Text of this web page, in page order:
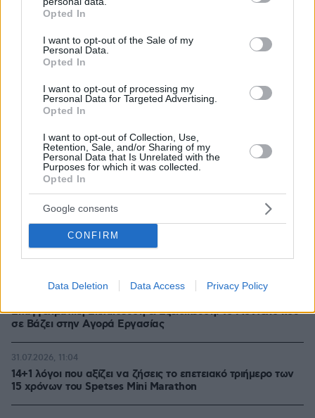
grant or deny consent to Google and its third-party tags to
use your data for below specified purposes in below Google
consent section.
Opted In
I want to opt-out of the Sale of my
Personal Data.
Opted In
I want to opt-out of processing my
Personal Data for Targeted Advertising.
Opted In
I want to opt-out of Collection, Use,
Retention, Sale, and/or Sharing of my
Personal Data that Is Unrelated with the
Purposes for which it was collected.
Opted In
Google consents
CONFIRM
Data Deletion Data Access Privacy Policy
Η Smart φοιτητική κατοικία στην καρδιά της Αθήνας
03.08.2026, 10:56
Επαγγελματική Εκπαίδευση & Εξειδίκευση: Το Mοντέλο που
σε Bάζει στην Aγορά Eργασίας
14+1 λόγοι που αξίζει να ζήσεις το επετειακό τριήμερο των
15 χρόνων του Spetses Mini Marathon
31.07.2026, 11:04